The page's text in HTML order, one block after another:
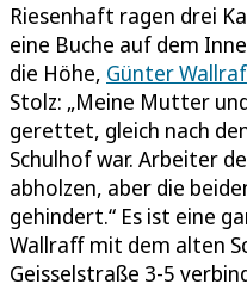
Riesenhaft ragen drei
eine Buche auf dem
die Höhe, Günter
Stolz: „Meine Mutter
gerettet, gleich nach
Schulhof war. Arbeiter
abholzen, aber die
gehindert.“ Es ist eine
Wallraff mit dem alten
Geisselstraße 3-5